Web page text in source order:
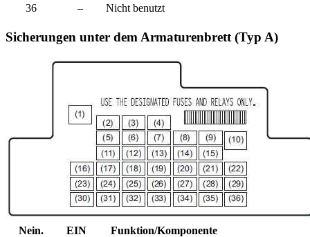
36
– Nicht benutzt
Sicherungen unter dem Armaturenbrett (Typ A)
Nein. EIN
Funktion/Komponente